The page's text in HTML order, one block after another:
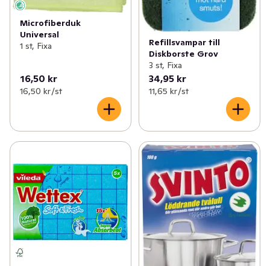
Microfiberduk
Universal
1 st, Fixa
16,50 kr
16,50 kr /st
Refillsvampar till
Diskborste Grov
3 st, Fixa
34,95 kr
11,65 kr /st